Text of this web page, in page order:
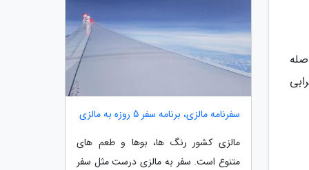
سفرنامه مالزی، برنامه سفر 5 روزه به مالزی
مالزی کشور رنگ ها، بوها و طعم های
متنوع است. سفر به مالزی درست مثل سفر